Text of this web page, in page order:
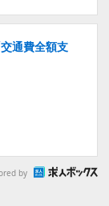
通費全額支
by